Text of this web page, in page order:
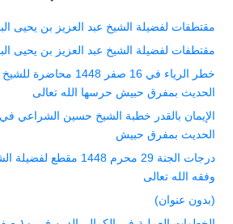
مقتطفات لفضيلة الشيخ عبد العزيز بن يحيى
مقتطفات لفضيلة الشيخ عبد العزيز بن يحيى
خطر الرياء في 16 صفر 1448
الحديث بمفرق حبيش حرسها الله تعالى
الحديث بمفرق حبيش
درجات الجنة 29 محرم 1448
وفقه الله تعالى
(بدون عنوان)